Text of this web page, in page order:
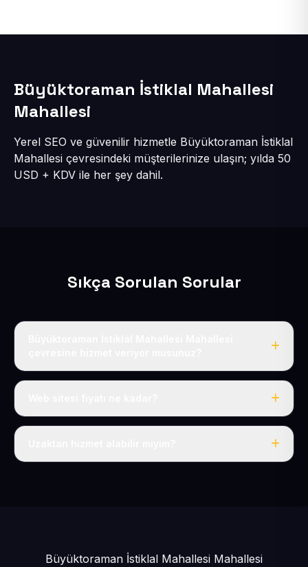
Büyüktoraman İstiklal Mahallesi
Mahallesi
Yerel SEO ve güvenilir hizmetle Büyüktoraman İstiklal
Mahallesi çevresindeki müşterilerinize ulaşın; yılda 50
USD + KDV ile her şey dahil.
Sıkça Sorulan Sorular
Evet, Büyüktoraman İstiklal Mahallesi dahil tüm Felahiye
Tek fiyat: yılda 50 USD + KDV, her şey dahil.
Büyüktoraman İstiklal Mahallesi Mahallesi